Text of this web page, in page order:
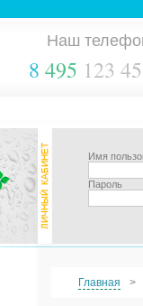
Наш
8 495 123
Имя
Пароль
Главная